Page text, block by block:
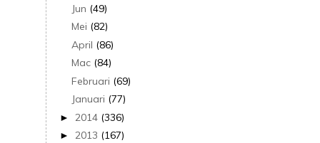
Jun (49)
Mei (82)
April (86)
Mac (84)
Februari (69)
Januari (77)
► 2014 (336)
► 2013 (167)